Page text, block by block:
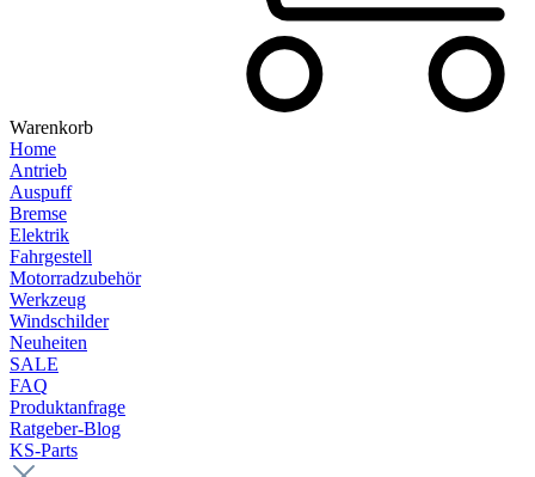
Warenkorb
Home
Antrieb
Auspuff
Bremse
Elektrik
Fahrgestell
Motorradzubehör
Werkzeug
Windschilder
Neuheiten
SALE
FAQ
Produktanfrage
Ratgeber-Blog
KS-Parts